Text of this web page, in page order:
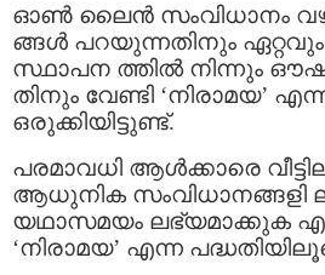
ഓൺ ലൈൻ സംവിധാനം
ങ്ങൾ പറയുന്നതിനും
സ്ഥാപന ത്തിൽ നിന്നും
തിനും വേണ്ടി ‘നിരാമയ’
ഒരുക്കിയിട്ടുണ്ട്.
പരമാവധി ആൾക്കാരെ
ആധുനിക സംവിധാനങ്ങളി
യഥാസമയം ലഭ്യമാക്കുക
‘നിരാമയ’ എന്ന